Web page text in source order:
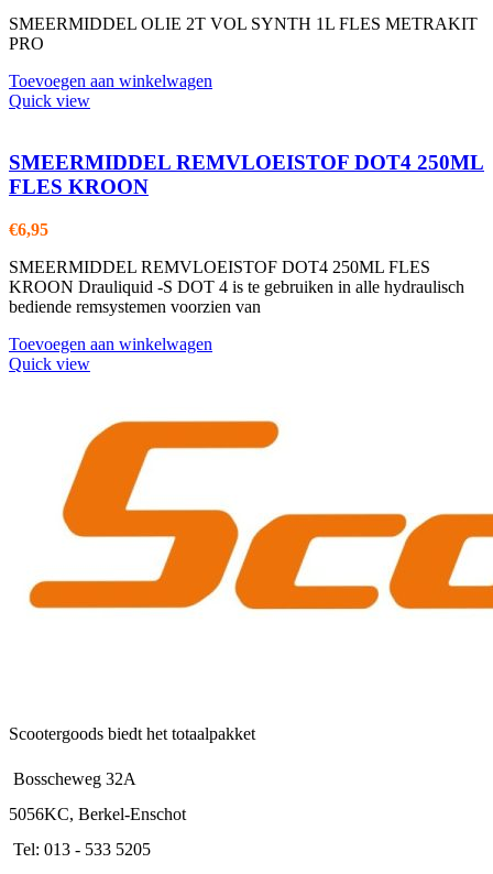
SMEERMIDDEL OLIE 2T VOL SYNTH 1L FLES METRAKIT
PRO
Toevoegen aan winkelwagen
Quick view
SMEERMIDDEL REMVLOEISTOF DOT4 250ML
FLES KROON
€6,95
SMEERMIDDEL REMVLOEISTOF DOT4 250ML FLES
KROON Drauliquid -S DOT 4 is te gebruiken in alle hydraulisch
bediende remsystemen voorzien van
Toevoegen aan winkelwagen
Quick view
Scootergoods biedt het totaalpakket
Bosscheweg 32A
5056KC, Berkel-Enschot
Tel: 013 - 533 5205